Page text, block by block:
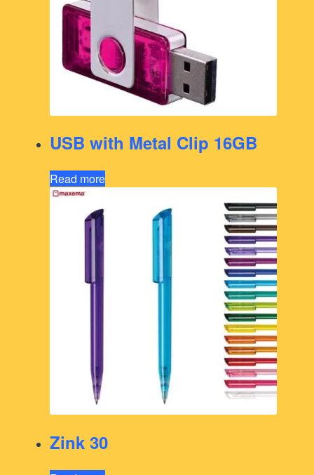
USB with Metal Clip 16GB
Read more
Zink 30